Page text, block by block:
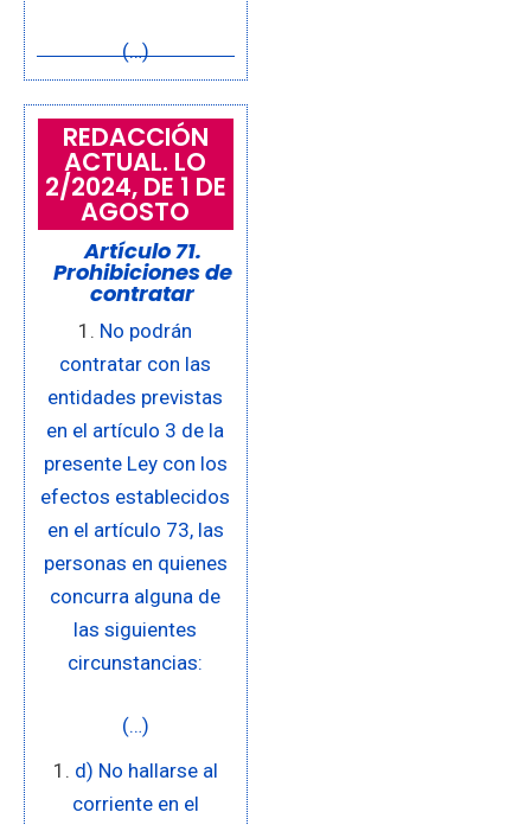
(…)
REDACCIÓN
ACTUAL. LO
2/2024, DE 1 DE
AGOSTO
Artículo 71.
Prohibiciones de
contratar
No podrán
contratar con las
entidades previstas
en el artículo 3 de la
presente Ley con los
efectos establecidos
en el artículo 73, las
personas en quienes
concurra alguna de
las siguientes
circunstancias:
(…)
d) No hallarse al
corriente en el